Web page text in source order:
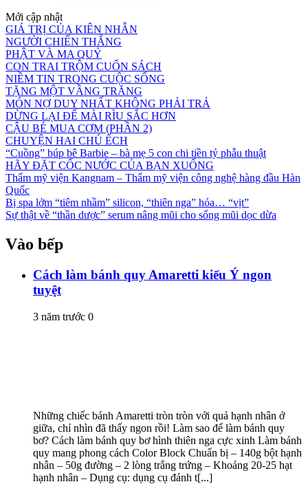
Mới cập nhật
GIÁ TRỊ CỦA KIÊN NHẪN
NGƯỜI CHIẾN THẮNG
PHẬT VÀ MA QUỶ
CON TRAI TRỘM CUỐN SÁCH
NIỀM TIN TRONG CUỘC SỐNG
TẶNG MỘT VẦNG TRĂNG
MÓN NỢ DUY NHẤT KHÔNG PHẢI TRẢ
DỪNG LẠI ĐỂ MÀI RÌU SẮC HƠN
CẬU BÉ MUA CƠM (PHẦN 2)
CHUYỆN HAI CHÚ ẾCH
“Cuồng” búp bê Barbie – bà mẹ 5 con chi tiền tỷ phẫu thuật
HÃY ĐẶT CỐC NƯỚC CỦA BẠN XUỐNG
Thẩm mỹ viện Kangnam – Thẩm mỹ viện công nghệ hàng đầu Hàn
Quốc
Bị spa lởm “tiêm nhầm” silicon, “thiên nga” hóa… “vịt”
Sự thật về “thần dược” serum nâng mũi cho sống mũi dọc dừa
Vào bếp
Cách làm bánh quy Amaretti kiểu Ý ngon
tuyệt
3 năm trước 0
Những chiếc bánh Amaretti tròn tròn với quả hạnh nhân ở
giữa, chỉ nhìn đã thấy ngon rồi! Làm sao để làm bánh quy
bơ? Cách làm bánh quy bơ hình thiên nga cực xinh Làm bánh
quy mang phong cách Color Block Chuẩn bị – 140g bột hạnh
nhân – 50g đường – 2 lòng trắng trứng – Khoảng 20-25 hạt
hạnh nhân – Dụng cụ: dụng cụ đánh t[...]